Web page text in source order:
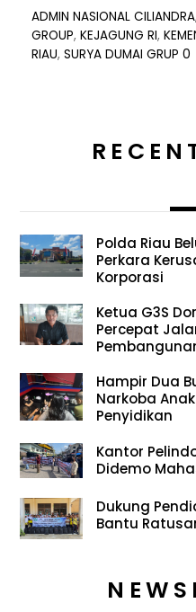
ADMIN NASIONAL CILIANDRA
GROUP,KEJAGUNG RI,
RIAU,SURYA DUMAI GRUP 0
Polda Riau
Perkara
Korporasi
Ketua G3S
Percepat
Hampir Dua
Narkoba
Penyidikan
Kantor
Didemo
Dukung
Bantu